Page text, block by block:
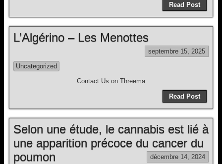
Read Post
L’Algérino – Les Menottes
septembre 15, 2025
Uncategorized
Contact Us on Threema
Read Post
Selon une étude, le cannabis est lié à
une apparition précoce du cancer du
poumon
décembre 14, 2024